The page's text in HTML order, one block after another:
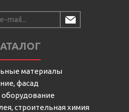
материалы
фасад
строительная химия